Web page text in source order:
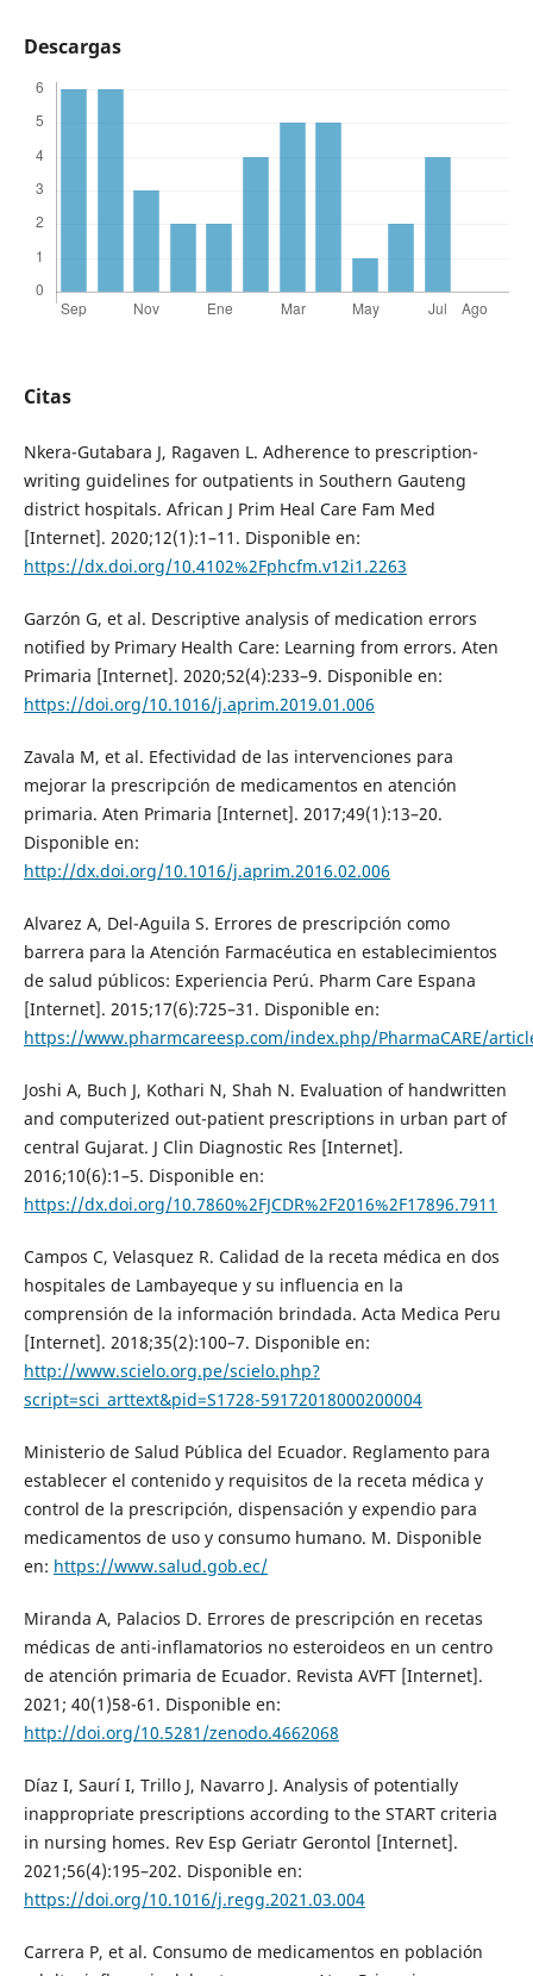
Descargas
Citas
Nkera-Gutabara J, Ragaven L. Adherence to prescription-
writing guidelines for outpatients in Southern Gauteng
district hospitals. African J Prim Heal Care Fam Med
[Internet]. 2020;12(1):1–11. Disponible en:
https://dx.doi.org/10.4102%2Fphcfm.v12i1.2263
Garzón G, et al. Descriptive analysis of medication errors
notified by Primary Health Care: Learning from errors. Aten
Primaria [Internet]. 2020;52(4):233–9. Disponible en:
https://doi.org/10.1016/j.aprim.2019.01.006
Zavala M, et al. Efectividad de las intervenciones para
mejorar la prescripción de medicamentos en atención
primaria. Aten Primaria [Internet]. 2017;49(1):13–20.
Disponible en:
http://dx.doi.org/10.1016/j.aprim.2016.02.006
Alvarez A, Del-Aguila S. Errores de prescripción como
barrera para la Atención Farmacéutica en establecimientos
de salud públicos: Experiencia Perú. Pharm Care Espana
[Internet]. 2015;17(6):725–31. Disponible en:
https://www.pharmcareesp.com/index.php/PharmaCARE/
Joshi A, Buch J, Kothari N, Shah N. Evaluation of handwritten
and computerized out-patient prescriptions in urban part of
central Gujarat. J Clin Diagnostic Res [Internet].
2016;10(6):1–5. Disponible en:
https://dx.doi.org/10.7860%2FJCDR%2F2016%2F17896.7911
Campos C, Velasquez R. Calidad de la receta médica en dos
hospitales de Lambayeque y su influencia en la
comprensión de la información brindada. Acta Medica Peru
[Internet]. 2018;35(2):100–7. Disponible en:
http://www.scielo.org.pe/scielo.php?
script=sci_arttext&pid=S1728-59172018000200004
Ministerio de Salud Pública del Ecuador. Reglamento para
establecer el contenido y requisitos de la receta médica y
control de la prescripción, dispensación y expendio para
medicamentos de uso y consumo humano. M. Disponible
en: https://www.salud.gob.ec/
Miranda A, Palacios D. Errores de prescripción en recetas
médicas de anti-inflamatorios no esteroideos en un centro
de atención primaria de Ecuador. Revista AVFT [Internet].
2021; 40(1)58-61. Disponible en:
http://doi.org/10.5281/zenodo.4662068
Díaz I, Saurí I, Trillo J, Navarro J. Analysis of potentially
inappropriate prescriptions according to the START criteria
in nursing homes. Rev Esp Geriatr Gerontol [Internet].
2021;56(4):195–202. Disponible en:
https://doi.org/10.1016/j.regg.2021.03.004
Carrera P, et al. Consumo de medicamentos en población